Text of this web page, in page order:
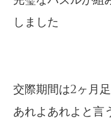
しました
交際期間は2ヶ月足
あれよあれよと言